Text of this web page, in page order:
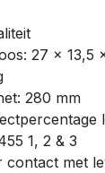
27 x 13,5
280 mm
1, 2 & 3
contact met